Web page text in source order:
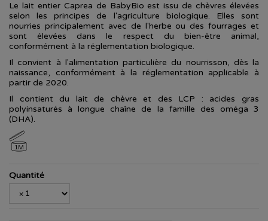
Le lait entier Caprea de BabyBio est issu de chèvres élevées
selon les principes de l'agriculture biologique. Elles sont
nourries principalement avec de l'herbe ou des fourrages et
sont élevées dans le respect du bien-être animal,
conformément à la réglementation biologique.
Il convient à l'alimentation particulière du nourrisson, dès la
naissance, conformément à la réglementation applicable à
partir de 2020.
Il contient du lait de chèvre et des LCP : acides gras
polyinsaturés à longue chaîne de la famille des oméga 3
(DHA).
1M
Quantité